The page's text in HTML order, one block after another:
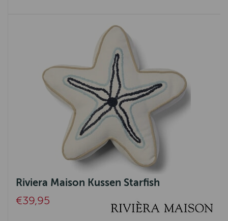
Riviera Maison Kussen Starfish
€39,95